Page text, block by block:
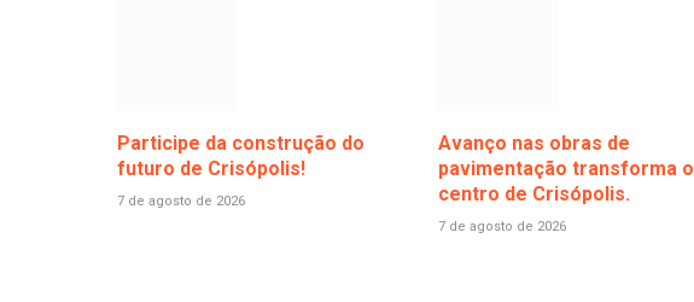
Participe da construção do
futuro de Crisópolis!
7 de agosto de 2026
Avanço nas obras de
pavimentação transforma o
centro de Crisópolis.
7 de agosto de 2026